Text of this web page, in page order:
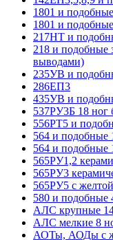
1801 и
1801 и
217НТ и
218 и подобные
выводами)
235УВ и
286ЕП3
435УВ и
537РУ3Б 18 ног
556РТ5 и
564 и подобные
564 и подобные
565РУ1,2
565РУ3
565РУ5 с
580 и подобные
АЛС крупные
АЛС мелкие 8
АОТы, АОДы с